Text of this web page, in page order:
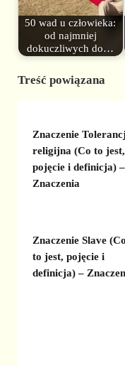
50 wad u człowieka:
od najmniej
dokuczliwych do…
Treść powiązana
Znaczenie
religijna (Co to jest,
pojęcie i definicja) –
Znaczenia
Znaczenie Slave (Co
to jest, pojęcie i
definicja) –